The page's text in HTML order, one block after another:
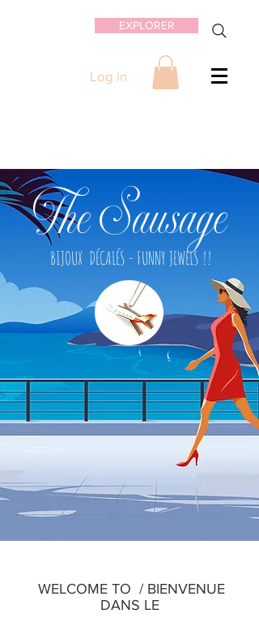
EXPLORER
Log in
The Sausage
BIJOUX DÉCALÉS - FUNNY JEWELS !!
WELCOME TO / BIENVENUE
DANS LE